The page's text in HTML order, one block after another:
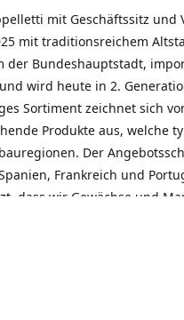
mit Geschäftssitz und
mit traditionsreichem
der Bundeshauptstadt,
wird heute in 2.
Sortiment zeichnet sich
Produkte aus, welche
Der
Frankreich und
dass wir Gewächse und